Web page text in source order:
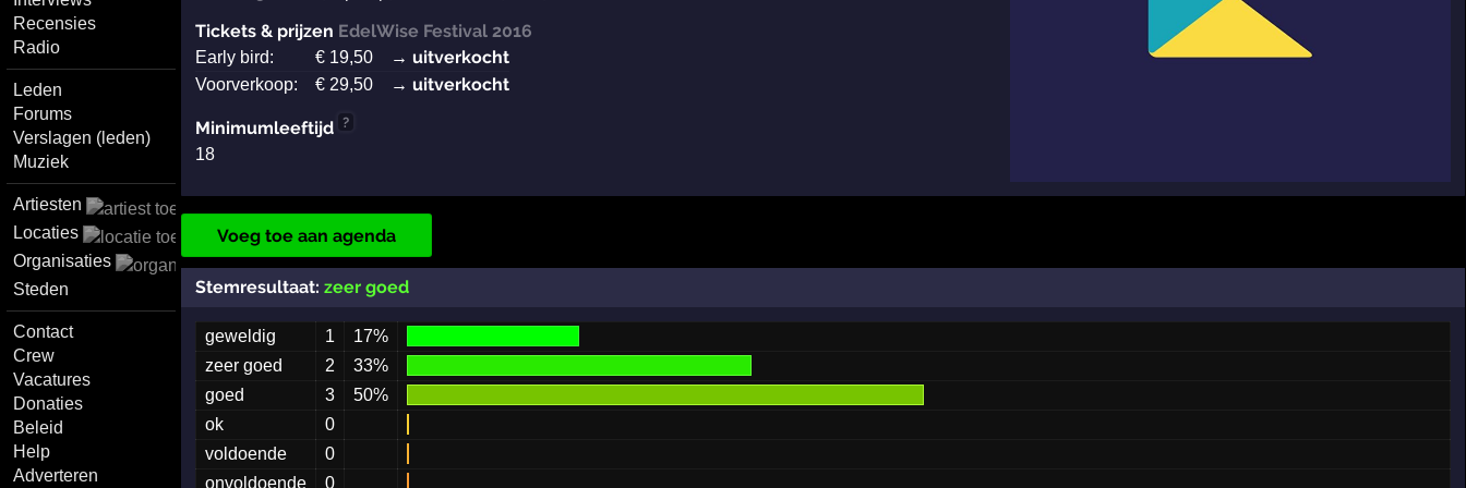
Recensies
Radio
Leden
Forums
Verslagen (leden)
Muziek
Artiesten
Locaties
Organisaties
Steden
Contact
Crew
Vacatures
Donaties
Beleid
Help
Adverteren
Tickets & prijzen EdelWise Festival 2016
Early bird: € 19,50 → uitverkocht
Voorverkoop: € 29,50 → uitverkocht
Minimumleeftijd ?
18
Voeg toe aan agenda
Stemresultaat: zeer goed
geweldig 1
17%
zeer goed
2
33%
goed
3
50%
ok
0
voldoende
0
onvoldoende
0